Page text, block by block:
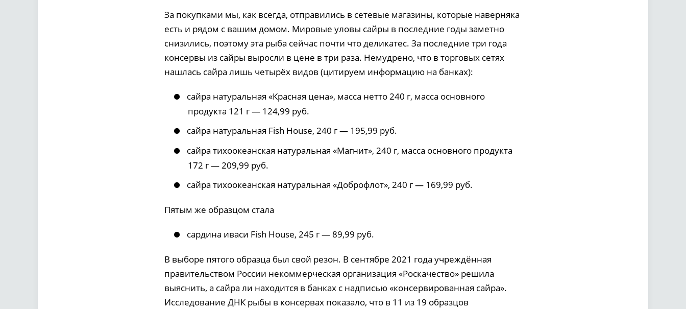
За покупками мы, как всегда, отправились в сетевые магазины, которые наверняка
есть и рядом с вашим домом. Мировые уловы сайры в последние годы заметно
снизились, поэтому эта рыба сейчас почти что деликатес. За последние три года
консервы из сайры выросли в цене в три раза. Немудрено, что в торговых сетях
нашлась сайра лишь четырёх видов (цитируем информацию на банках):
сайра натуральная «Красная цена», масса нетто 240 г, масса основного
продукта 121 г — 124,99 руб.
сайра натуральная Fish House, 240 г — 195,99 руб.
сайра тихоокеанская натуральная «Магнит», 240 г, масса основного продукта
172 г — 209,99 руб.
сайра тихоокеанская натуральная «Доброфлот», 240 г — 169,99 руб.
Пятым же образцом стала
сардина иваси Fish House, 245 г — 89,99 руб.
В выборе пятого образца был свой резон. В сентябре 2021 года учреждённая
правительством России некоммерческая организация «Роскачество» решила
выяснить, а сайра ли находится в банках с надписью «консервированная сайра».
Исследование ДНК рыбы в консервах показало, что в 11 из 19 образцов